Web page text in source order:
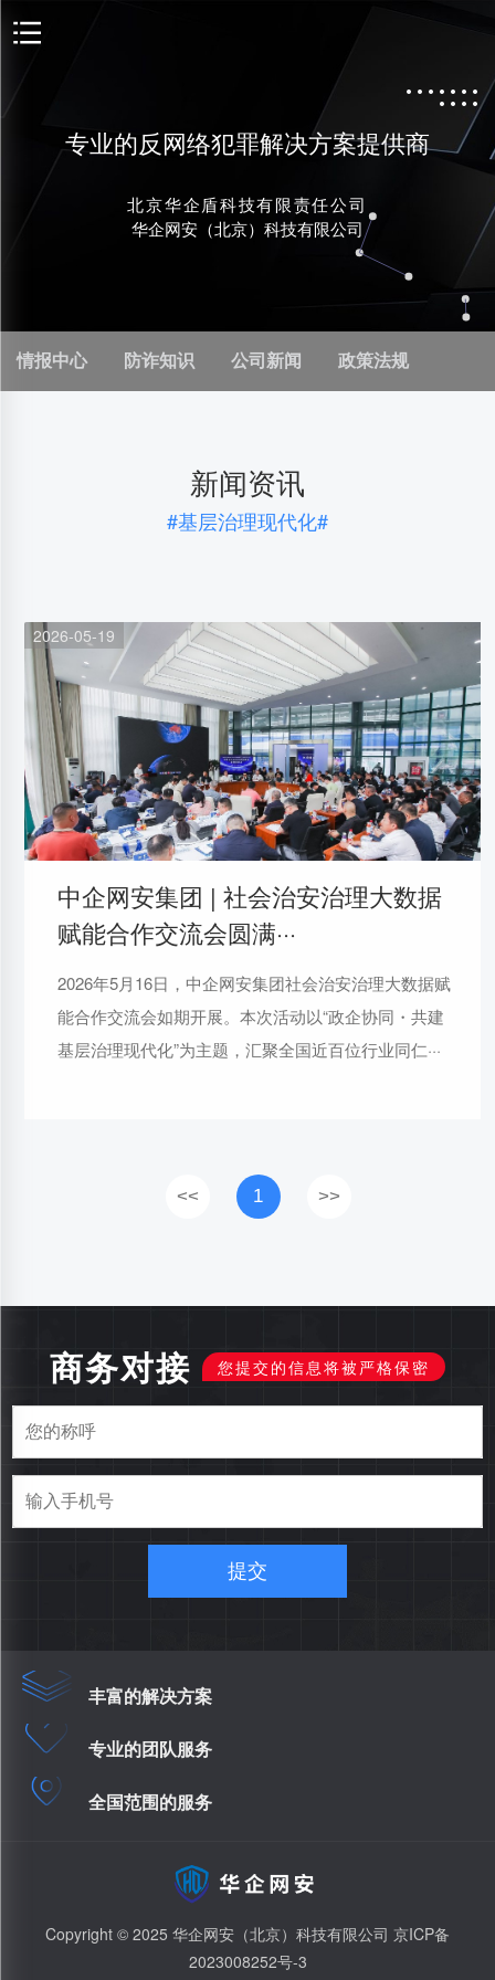
专业的反网络犯罪解决方案提供商
北京华企盾科技有限责任公司
华企网安（北京）科技有限公司
情报中心 防诈知识 公司新闻 政策法规
新闻资讯
#基层治理现代化#
2026-05-19
中企网安集团 | 社会治安治理大数据
赋能合作交流会圆满···
2026年5月16日，中企网安集团社会治安治理大数据赋
能合作交流会如期开展。本次活动以“政企协同・共建
基层治理现代化”为主题，汇聚全国近百位行业同仁···
<< 1 >>
商务对接 您提交的信息将被严格保密
提交
丰富的解决方案
专业的团队服务
全国范围的服务
Copyright © 2025 华企网安（北京）科技有限公司 京ICP备
2023008252号-3